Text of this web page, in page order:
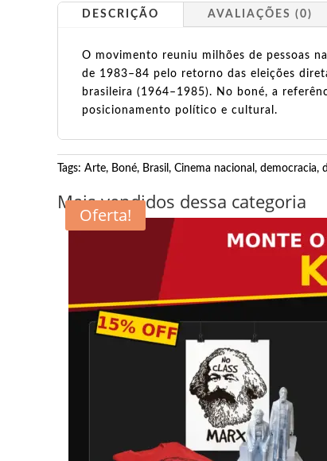
DESCRIÇÃO AVALIAÇÕES (0)
O movimento reuniu milhões de pessoas
de 1983–84 pelo retorno das eleições
brasileira (1964–1985). No boné, a
posicionamento político e cultural.
Tags: Arte, Boné, Brasil , Cinema nacional , democracia,
Mais vendidos dessa categoria
Oferta!